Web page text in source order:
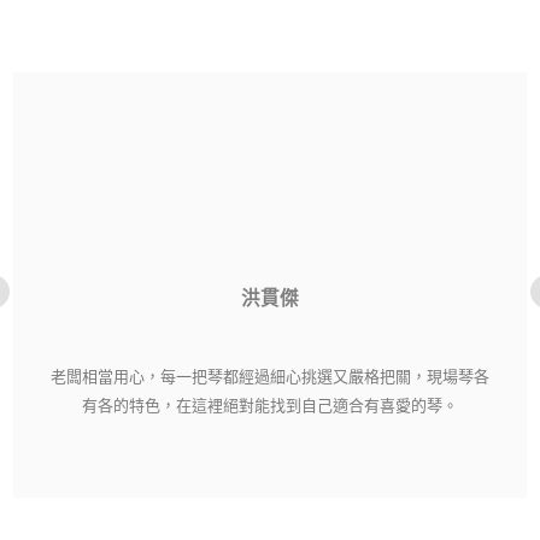
洪貫傑
老闆相當用心，每一把琴都經過細心挑選又嚴格把關，現場琴各
有各的特色，在這裡絕對能找到自己適合有喜愛的琴。